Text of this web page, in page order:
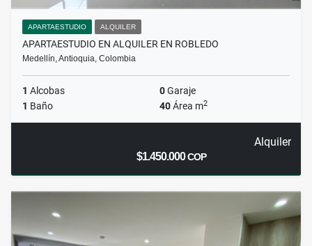
APARTAESTUDIO ALQUILER
APARTAESTUDIO EN ALQUILER EN ROBLEDO
Medellín, Antioquia, Colombia
1 Alcobas 0Garaje
1 Baño 40Área m2
Alquiler
$1.450.000COP